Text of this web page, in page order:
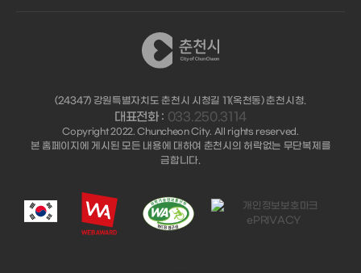
(24347) 강원특별자치도 춘천시 시청길 11(옥천동) 춘천시청.
대표전화 : 033.250.3114
Copyright 2022. Chuncheon City. All rights reserved.
본 홈페이지에 게시된 모든 내용에 대하여 춘천시의 허락없는 무단복제를
금합니다.